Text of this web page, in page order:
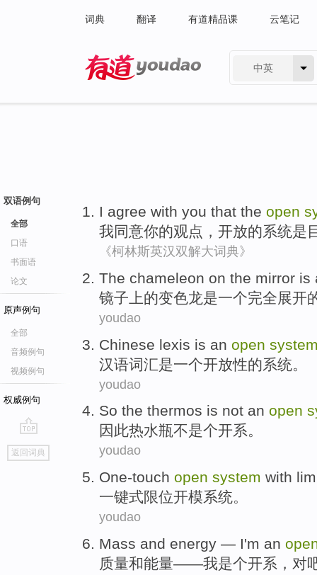
词典 翻译 有道精品课 云笔记
中英
双语例句
全部
口语
书面语
论文
原声例句
全部
音频例句
视频例句
权威例句
go
top
返回词典
I agree with you that the open
我同意你的观点， 开放的系统是
《柯林斯英汉双解大词典》
The chameleon on the mirror is
镜子 上的变色龙是一个完全展开
youdao
Chinese lexis is an open
汉语词汇是一个开放性的系统 。
youdao
So the thermos is not an open
因此热水瓶不是个开系。
youdao
One-touch open system with
一键式限位开模系统。
youdao
Mass and energy — I'm an
质量和能量——我是个开系 ， 对